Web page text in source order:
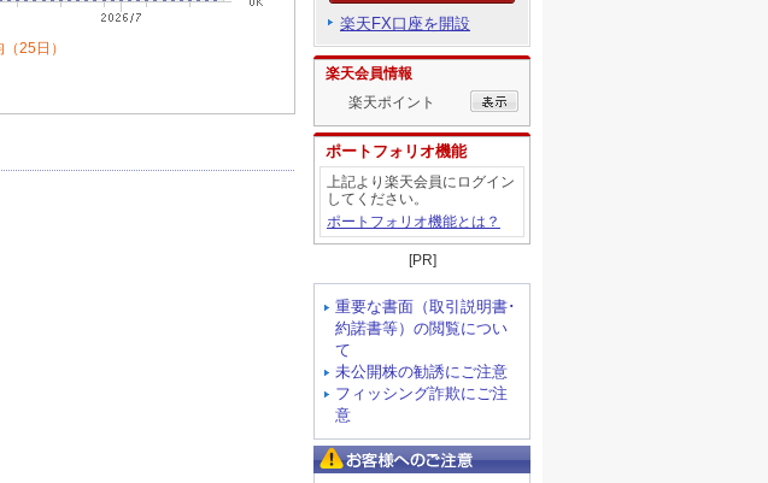
楽天FX口座を開設
楽天会員情報
楽天ポイント
ポートフォリオ機能
上記より楽天会員にログイン
してください。
ポートフォリオ機能とは？
[PR]
重要な書面（取引説明書･
約諾書等）の閲覧につい
て
未公開株の勧誘にご注意
フィッシング詐欺にご注
意